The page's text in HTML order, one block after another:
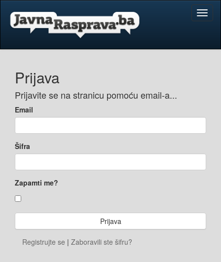
Prijava
Prijavite se na stranicu pomoću email-a...
Email
Šifra
Zapamti me?
Registrujte se | Zaboravili ste šifru?